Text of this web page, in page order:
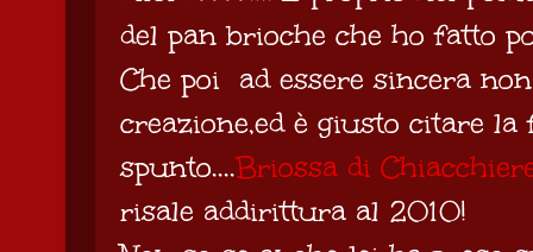
del pan brioche che ho fatto
Che poi ad essere sincera
creazione,ed è giusto citare
spunto....Briossa di
risale addirittura al 2010!